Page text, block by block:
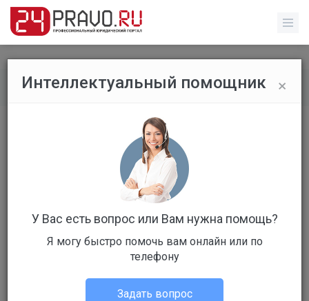
Все вопросы / Без указания категории
Я. инвалид 2 группы.Компания Рем
Ком Сервис на меня подала в суд
для взыскания с ..
Бесплатный Ответов: 1
×
Интеллектуальный помощник
У Вас есть вопрос или Вам нужна помощь?
Я могу быстро помочь вам онлайн или по
телефону
Задать вопрос